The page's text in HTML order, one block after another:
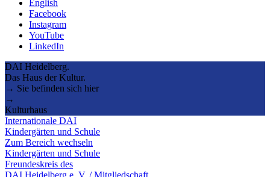
English
Facebook
Instagram
YouTube
LinkedIn
DAI Heidelberg.
Das Haus der Kultur.
→ Sie befinden sich hier
→
Kulturhaus
Internationale DAI
Kindergärten und Schule
Zum Bereich wechseln
Kindergärten und Schule
Freundeskreis des
DAI Heidelberg e. V. / Mitgliedschaft